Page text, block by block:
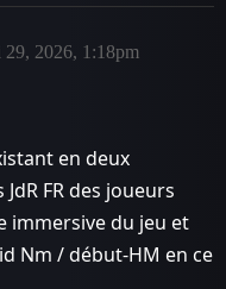
29, 2026, 1:18pm
en deux
FR des joueurs
immersive du jeu et
Nm / début-HM en ce